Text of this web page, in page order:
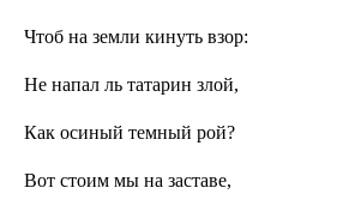
Чтоб на земли кинуть взор:
Не напал ль татарин злой,
Как осиный темный рой?
Вот стоим мы на заставе,